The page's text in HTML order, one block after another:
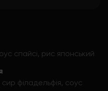
спайсі, рис японський
філадельфія, соус